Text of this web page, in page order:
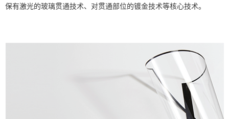
保有激光的玻璃贯通技术、对贯通部位的镀金技术等核心技术。